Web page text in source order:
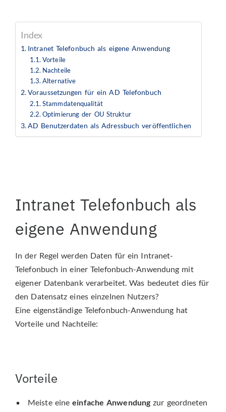
Index
Intranet Telefonbuch als eigene Anwendung
Vorteile
Nachteile
Alternative
Voraussetzungen für ein AD Telefonbuch
Stammdatenqualität
Optimierung der OU Struktur
AD Benutzerdaten als Adressbuch veröffentlichen
Intranet Telefonbuch als
eigene Anwendung
In der Regel werden Daten für ein Intranet-
Telefonbuch in einer Telefonbuch-Anwendung mit
eigener Datenbank verarbeitet. Was bedeutet dies für
den Datensatz eines einzelnen Nutzers?
Eine eigenständige Telefonbuch-Anwendung hat
Vorteile und Nachteile:
Vorteile
Meiste eineeinfache Anwendung zur geordneten